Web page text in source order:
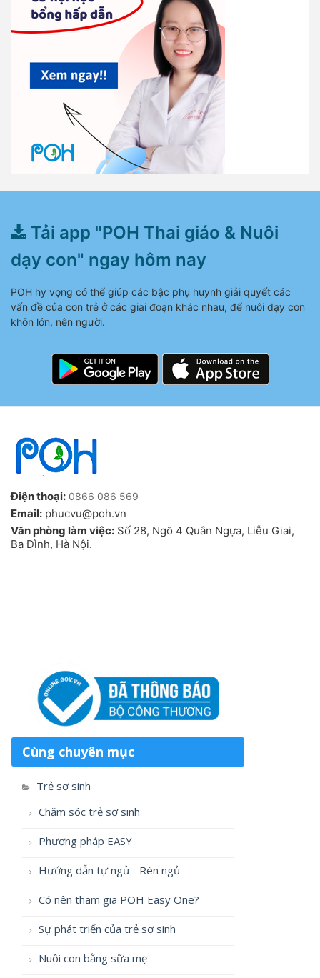
Tải app "POH Thai giáo & Nuôi
dạy con" ngay hôm nay
POH hy vọng có thể giúp các bậc phụ huynh giải quyết các
vấn đề của con trẻ ở các giai đoạn khác nhau, để nuôi dạy con
khôn lớn, nên người.
Điện thoại: 0866 086 569
Email: phucvu@poh.vn
Văn phòng làm việc: Số 28, Ngõ 4 Quân Ngựa, Liễu Giai,
Ba Đình, Hà Nội.
Cùng chuyên mục
Trẻ sơ sinh
Chăm sóc trẻ sơ sinh
Phương pháp EASY
Hướng dẫn tự ngủ - Rèn ngủ
Có nên tham gia POH Easy One?
Sự phát triển của trẻ sơ sinh
Nuôi con bằng sữa mẹ